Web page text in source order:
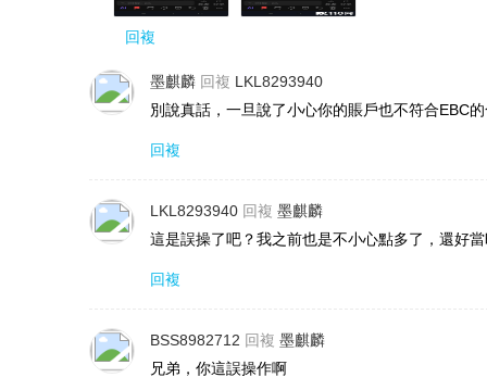
回複
墨麒麟 回複 LKL8293940
別說真話，一旦說了小心你的賬戶也不符合EBC
回複
LKL8293940 回複 墨麒麟
這是誤操了吧？我之前也是不小心點多了，還好
回複
BSS8982712 回複 墨麒麟
兄弟，你這誤操作啊